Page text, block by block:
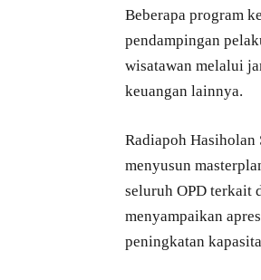
Beberapa program
pendampingan
wisatawan melalui
keuangan lainnya.
Radiapoh Hasiholan
menyusun
seluruh OPD terkait
menyampaikan
peningkatan